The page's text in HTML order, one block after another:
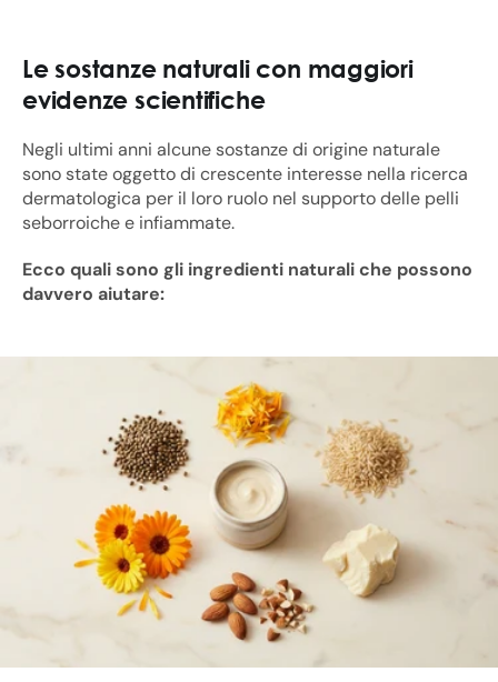
Le sostanze naturali con maggiori
evidenze scientifiche
Negli ultimi anni alcune sostanze di origine naturale
sono state oggetto di crescente interesse nella ricerca
dermatologica per il loro ruolo nel supporto delle pelli
seborroiche e infiammate.
Ecco quali sono gli ingredienti naturali che possono
davvero aiutare: